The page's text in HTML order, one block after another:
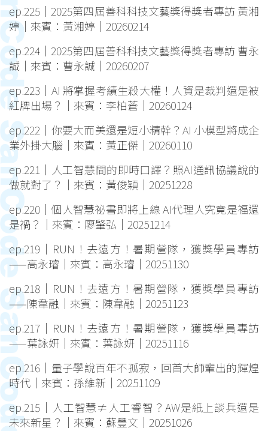
ep.225｜2025第四屆善科科技文藝獎得獎者專訪 黃湘
婷｜來賓：黃湘婷｜20260214
ep.224｜2025第四屆善科科技文藝獎得獎者專訪 曹永
誠｜來賓：曹永誠｜20260207
ep.223｜AI 將掌握考績生殺大權！人資是裁判還是被
紅牌出場？｜來賓：李柏蒼｜20260124
ep.222｜你要大而美還是短小精幹？AI 小模型將成企
業外掛大腦｜來賓：黃正傑｜20260110
ep.221｜人工智慧間的即時口譯？照AI通訊協議說的
做就對了？｜來賓：黃俊穎｜20251228
ep.220｜個人智慧祕書即將上線 AI代理人究竟是福還
是禍？｜來賓：廖肇弘｜20251214
ep.219｜RUN！去遠方！暑期營隊，獲獎學員專訪
——高永璿｜來賓：高永璿｜20251130
ep.218｜RUN！去遠方！暑期營隊，獲獎學員專訪
——陳韋融｜來賓：陳韋融｜20251123
ep.217｜RUN！去遠方！暑期營隊，獲獎學員專訪
——葉詠妍｜來賓：葉詠妍｜20251116
ep.216｜量子學說百年不孤寂，回首大師輩出的輝煌
時代｜來賓：孫維新｜20251109
ep.215｜人工智慧≠人工睿智？AW是紙上談兵還是
未來新星？｜來賓：蘇豐文｜20251026